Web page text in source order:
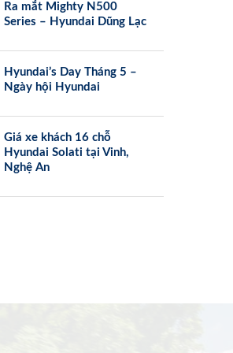
Ra mắt Mighty N500
Series – Hyundai Dũng Lạc
Hyundai’s Day Tháng 5 –
Ngày hội Hyundai
Giá xe khách 16 chỗ
Hyundai Solati tại Vinh,
Nghệ An